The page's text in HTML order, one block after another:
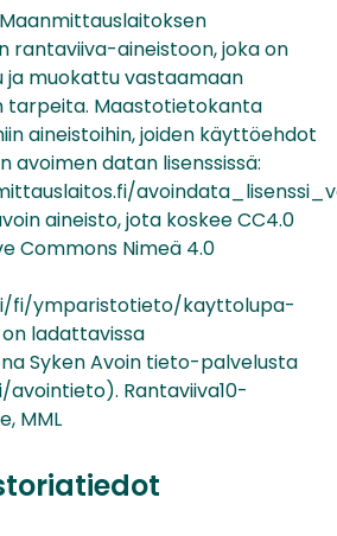
rantaviiva-aineistoon, joka on
ja muokattu vastaamaan
tarpeita. Maastotietokanta
aineistoihin, joiden käyttöehdot
avoimen datan lisenssissä:
aineisto, jota koskee CC4.0
Commons Nimeä 4.0
fi/ymparistotieto/kayttolupa-
ladattavissa
Syken Avoin tieto-palvelusta
Rantaviiva10-
MML